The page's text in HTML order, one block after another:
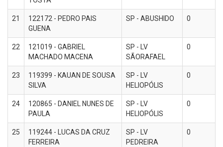
21
122172 - PEDRO PAIS
GUENA
SP - ABUSHIDO 0
22
121019 - GABRIEL
MACHADO MACENA
SP - LV
SÃORAFAEL
0
23
119399 - KAUAN DE SOUSA
SILVA
SP - LV
HELIOPÓLIS
0
24
120865 - DANIEL NUNES DE
PAULA
SP - LV
HELIOPÓLIS
0
25
119244 - LUCAS DA CRUZ
FERREIRA
SP - LV
PEDREIRA
0